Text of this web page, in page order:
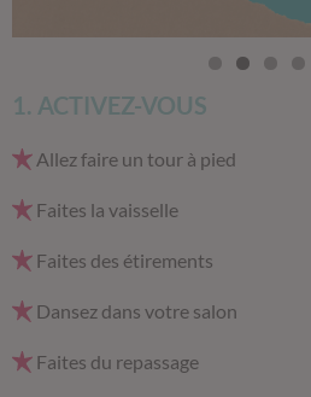
1. ACTIVEZ-VOUS
Allez faire un tour à pied
Faites la vaisselle
Faites des étirements
Dansez dans votre salon
Faites du repassage